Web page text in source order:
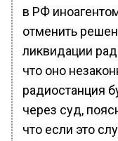
в РФ
отменить
ликвидации
что оно
радиостанция
через суд,
что если это